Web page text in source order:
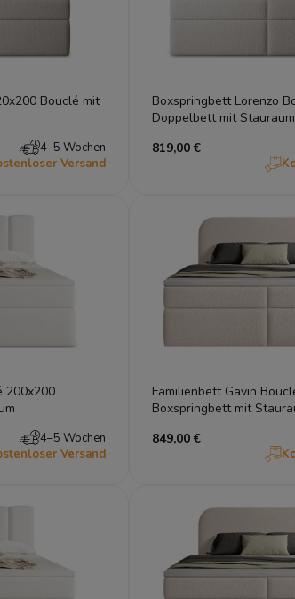
Bouclé mit
4–5 Wochen
Versand
Boxspringbett Lorenzo
Doppelbett mit Stauraum
819,00 €
200x200
4–5 Wochen
Versand
Familienbett Gavin
Boxspringbett mit
849,00 €